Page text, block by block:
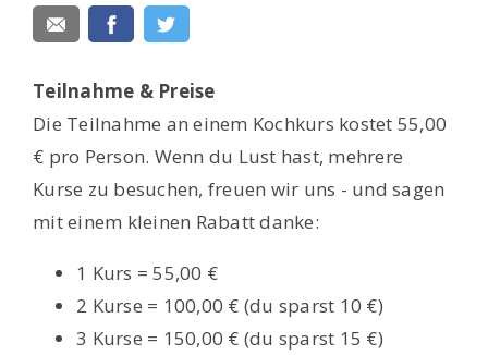
Teilnahme & Preise
Die Teilnahme an einem Kochkurs kostet 55,00
€ pro Person. Wenn du Lust hast, mehrere
Kurse zu besuchen, freuen wir uns - und sagen
mit einem kleinen Rabatt danke:
1 Kurs = 55,00 €
2 Kurse = 100,00 € (du sparst 10 €)
3 Kurse = 150,00 € (du sparst 15 €)